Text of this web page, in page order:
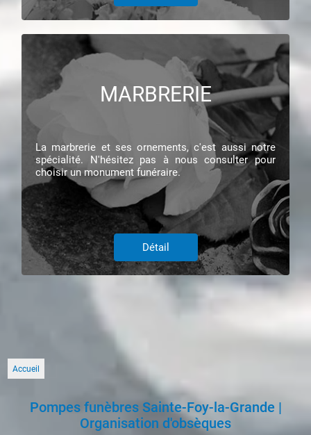
MARBRERIE
La marbrerie et ses ornements, c'est aussi notre
spécialité. N'hésitez pas à nous consulter pour
choisir un monument funéraire.
Détail
Accueil
Pompes funèbres Sainte-Foy-la-Grande |
Organisation d'obsèques